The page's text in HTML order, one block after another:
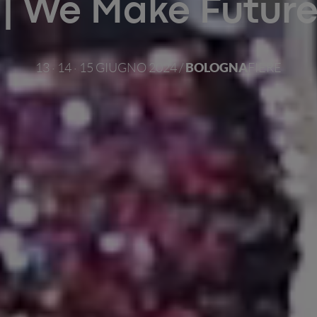
We Make
13 · 14 · 15 GIUGNO 2024 /BOLOGNAFIERE